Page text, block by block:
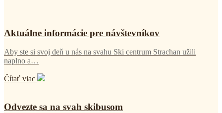
Aktuálne informácie pre návštevníkov
Aby ste si svoj deň u nás na svahu Ski centrum Strachan užili
naplno a…
Čítať viac
Odvezte sa na svah skibusom